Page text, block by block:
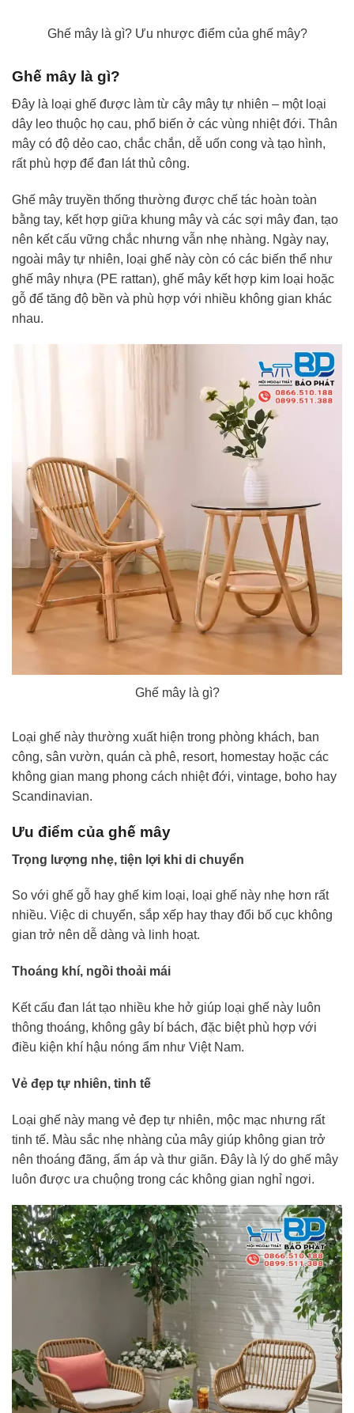
Ghế mây là gì? Ưu nhược điểm của ghế mây?
Ghế mây là gì?
Đây là loại ghế được làm từ cây mây tự nhiên – một loại
dây leo thuộc họ cau, phổ biến ở các vùng nhiệt đới. Thân
mây có độ dẻo cao, chắc chắn, dễ uốn cong và tạo hình,
rất phù hợp để đan lát thủ công.
Ghế mây truyền thống thường được chế tác hoàn toàn
bằng tay, kết hợp giữa khung mây và các sợi mây đan, tạo
nên kết cấu vững chắc nhưng vẫn nhẹ nhàng. Ngày nay,
ngoài mây tự nhiên, loại ghế này còn có các biến thể như
ghế mây nhựa (PE rattan), ghế mây kết hợp kim loại hoặc
gỗ để tăng độ bền và phù hợp với nhiều không gian khác
nhau.
Ghế mây là gì?
Loại ghế này thường xuất hiện trong phòng khách, ban
công, sân vườn, quán cà phê, resort, homestay hoặc các
không gian mang phong cách nhiệt đới, vintage, boho hay
Scandinavian.
Ưu điểm của ghế mây
Trọng lượng nhẹ, tiện lợi khi di chuyển
So với ghế gỗ hay ghế kim loại, loại ghế này nhẹ hơn rất
nhiều. Việc di chuyển, sắp xếp hay thay đổi bố cục không
gian trở nên dễ dàng và linh hoạt.
Thoáng khí, ngồi thoải mái
Kết cấu đan lát tạo nhiều khe hở giúp loại ghế này luôn
thông thoáng, không gây bí bách, đặc biệt phù hợp với
điều kiện khí hậu nóng ẩm như Việt Nam.
Vẻ đẹp tự nhiên, tinh tế
Loại ghế này mang vẻ đẹp tự nhiên, mộc mạc nhưng rất
tinh tế. Màu sắc nhẹ nhàng của mây giúp không gian trở
nên thoáng đãng, ấm áp và thư giãn. Đây là lý do ghế mây
luôn được ưa chuộng trong các không gian nghỉ ngơi.